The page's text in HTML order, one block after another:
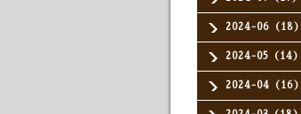
2024-06（18）
2024-05（14）
2024-04（16）